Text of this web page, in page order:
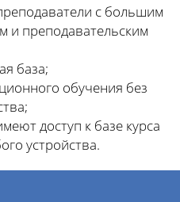
с большим
и преподавательским
база;
обучения без
доступ к базе курса
устройства.